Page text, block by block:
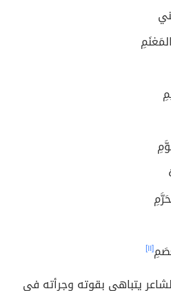
[١١]
يتباهى بقوته وجرأته في